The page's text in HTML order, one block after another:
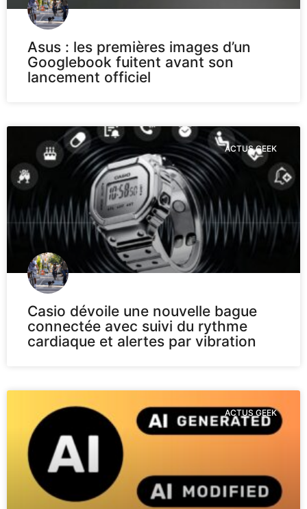
Asus : les premières images d’un
Googlebook fuitent avant son
lancement officiel
ACTUS GEEK
Casio dévoile une nouvelle bague
connectée avec suivi du rythme
cardiaque et alertes par vibration
ACTUS GEEK